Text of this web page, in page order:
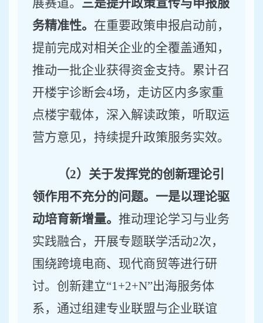
展赛道。 三是提升政策宣传与申报服
务精准性。 在重要政策申报启动前，
提前完成对相关企业的全覆盖通知，
推动一批企业获得资金支持。累计召
开楼宇诊断会4场，走访区内多家重
点楼宇载体，深入解读政策，听取运
营方意见，持续提升政策服务实效。
（2）关于发挥党的创新理论引
领作用不充分的问题。 一是以理论驱
动培育新增量。 推动理论学习与业务
实践融合，开展专题联学活动2次，
围绕跨境电商、现代商贸等进行研
讨。创新建立“1+2+N”出海服务体
系，通过组建专业联盟与企业联谊